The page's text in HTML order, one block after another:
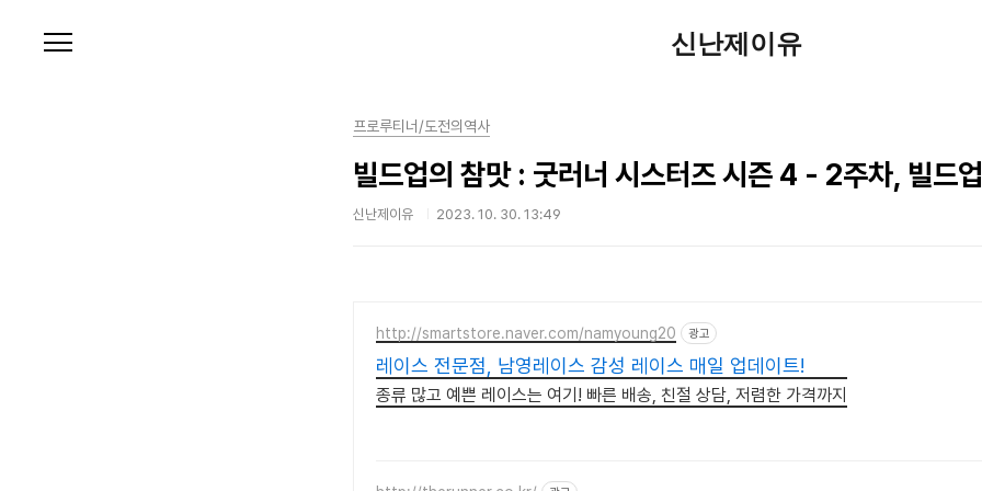
신난제이유
프로루티너/도전의역사
빌드업의 참맛 : 굿러너 시스터즈 시즌 4 - 2주차, 빌드
신난제이유 2023. 10. 30. 13:49
http://smartstore.naver.com/namyoung20 광고
레이스 전문점, 남영레이스 감성 레이스 매일 업데이트!
종류 많고 예쁜 레이스는 여기! 빠른 배송, 친절 상담, 저렴한 가격까지